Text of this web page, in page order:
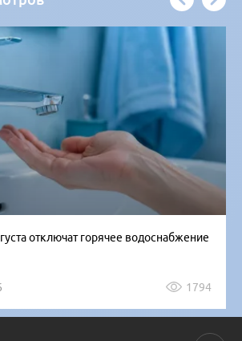
отключат горячее водоснабжение
1794